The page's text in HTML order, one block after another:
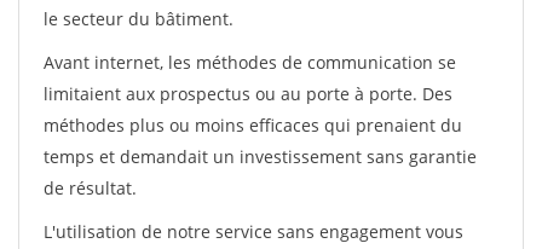
le secteur du bâtiment.
Avant internet, les méthodes de communication se
limitaient aux prospectus ou au porte à porte. Des
méthodes plus ou moins efficaces qui prenaient du
temps et demandait un investissement sans garantie
de résultat.
L'utilisation de notre service sans engagement vous